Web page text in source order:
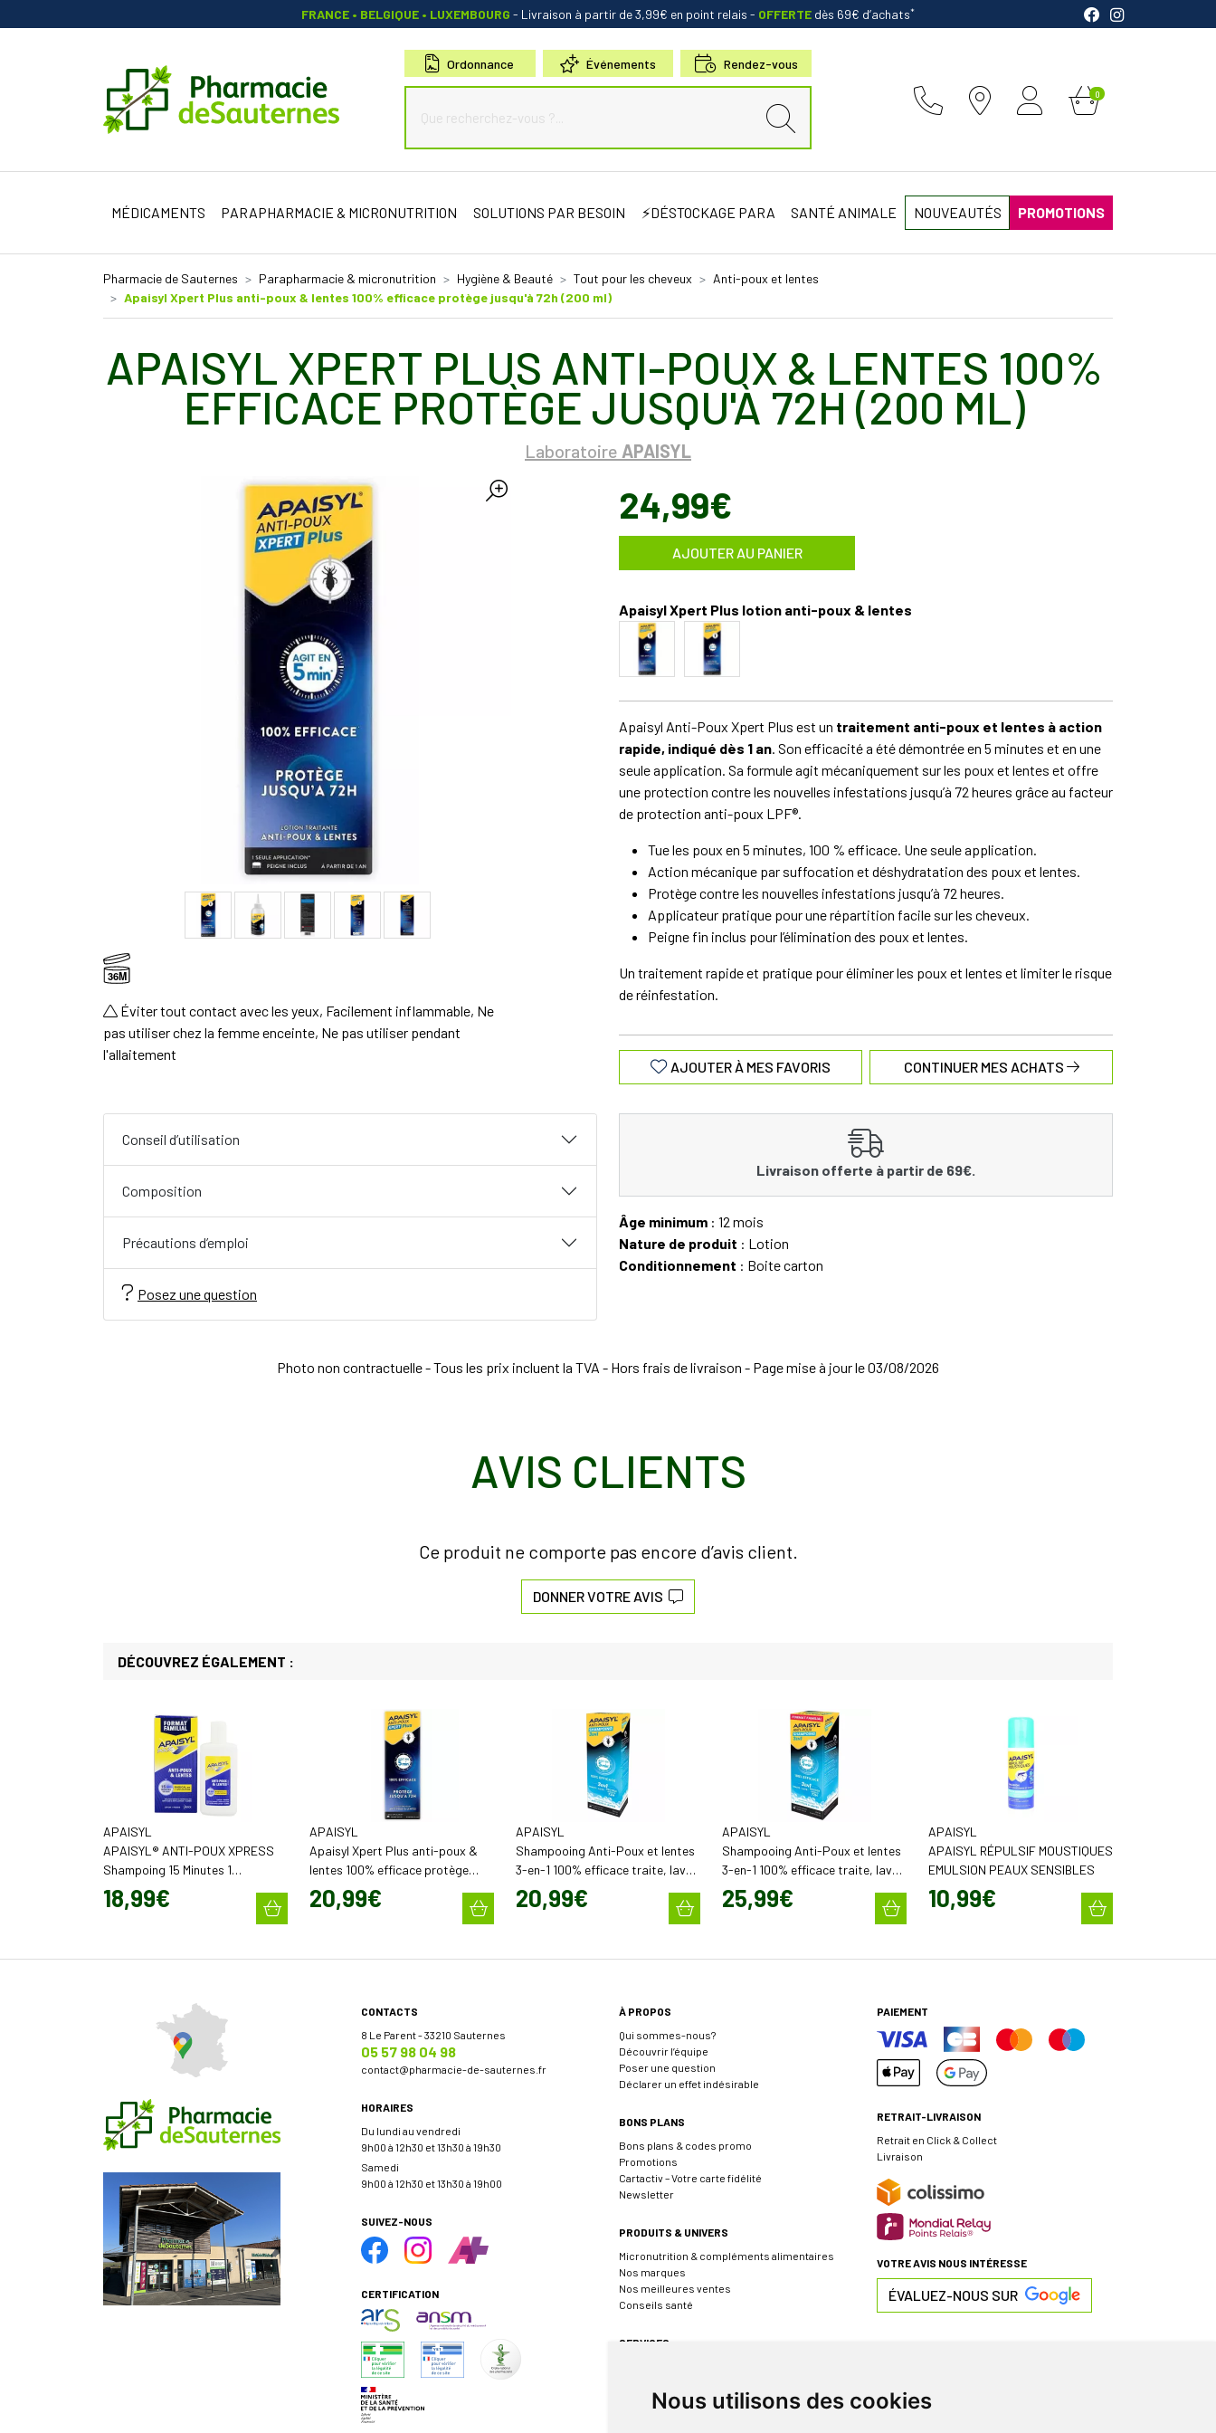
Nous utilisons des cookies
FRANCE • BELGIQUE • LUXEMBOURG - Livraison à partir de 3,99€ en point relais - OFFERTE dès 69€ d’achats*
Pharmacie de Sauternes Votre pharmacie en ligne à votre service
Ordonnance Événements Rendez-vous
0
MÉDICAMENTS PARAPHARMACIE & MICRONUTRITION SOLUTIONS PAR BESOIN ⚡DÉSTOCKAGE PARA SANTÉ ANIMALE NOUVEAUTÉS PROMOTIONS
Pharmacie de Sauternes Parapharmacie & micronutrition Hygiène & Beauté Tout pour les cheveux
Anti-poux et lentes
Apaisyl Xpert Plus anti-poux & lentes 100% efficace protège jusqu'à 72h (200 ml)
APAISYL XPERT PLUS ANTI-POUX & LENTES 100%
EFFICACE PROTÈGE JUSQU'À 72H (200 ML)
Laboratoire APAISYL
36M
Éviter tout contact avec les yeux, Facilement inflammable, Ne
pas utiliser chez la femme enceinte, Ne pas utiliser pendant
l'allaitement
24,99€
AJOUTER AU PANIER
Apaisyl Xpert Plus lotion anti-poux & lentes
Apaisyl Anti-Poux Xpert Plus est un traitement anti-poux et lentes à action
rapide, indiqué dès 1 an. Son efficacité a été démontrée en 5 minutes et en une
seule application. Sa formule agit mécaniquement sur les poux et lentes et offre
une protection contre les nouvelles infestations jusqu’à 72 heures grâce au facteur
de protection anti-poux LPF®.
Tue les poux en 5 minutes, 100 % efficace. Une seule application.
Action mécanique par suffocation et déshydratation des poux et lentes.
Protège contre les nouvelles infestations jusqu’à 72 heures.
Applicateur pratique pour une répartition facile sur les cheveux.
Peigne fin inclus pour l’élimination des poux et lentes.
Un traitement rapide et pratique pour éliminer les poux et lentes et limiter le risque
de réinfestation.
AJOUTER À MES FAVORIS CONTINUER MES ACHATS
Conseil d’utilisation
Composition
Précautions d’emploi
Posez une question
Livraison offerte à partir de 69€.
Âge minimum : 12 mois
Nature de produit : Lotion
Conditionnement : Boite carton
Photo non contractuelle - Tous les prix incluent la TVA - Hors frais de livraison - Page mise à jour le 03/08/2026
AVIS CLIENTS
Ce produit ne comporte pas encore d’avis client.
DONNER VOTRE AVIS
DÉCOUVREZ ÉGALEMENT :
APAISYL
APAISYL® ANTI-POUX XPRESS
Shampoing 15 Minutes 1
application sans insecticide
chimique 200 ml
18,99€
APAISYL
Apaisyl Xpert Plus anti-poux &
lentes 100% efficace protège
jusqu'à 72h (100 ml)
20,99€
APAISYL
Shampooing Anti-Poux et lentes
3-en-1 100% efficace traite, lave
et protège (100 ml)
20,99€
APAISYL
Shampooing Anti-Poux et lentes
3-en-1 100% efficace traite, lave
et protège (200 ml)
25,99€
APAISYL
APAISYL RÉPULSIF MOUSTIQUES
EMULSION PEAUX SENSIBLES
10,99€
CONTACTS
8 Le Parent - 33210 Sauternes
05 57 98 04 98
contact@pharmacie-de-sauternes.fr
HORAIRES
Du lundi au vendredi
9h00 à 12h30 et 13h30 à 19h30
Samedi
9h00 à 12h30 et 13h30 à 19h00
SUIVEZ-NOUS
CERTIFICATION
À PROPOS
Qui sommes-nous?
Découvrir l’équipe
Poser une question
Déclarer un effet indésirable
BONS PLANS
Bons plans & codes promo
Promotions
Cartactiv – Votre carte fidélité
Newsletter
PRODUITS & UNIVERS
Micronutrition & compléments alimentaires
Nos marques
Nos meilleures ventes
Conseils santé
SERVICES
Événements
PAIEMENT
RETRAIT-LIVRAISON
Retrait en Click & Collect
Livraison
VOTRE AVIS NOUS INTÉRESSE
ÉVALUEZ-NOUS SUR